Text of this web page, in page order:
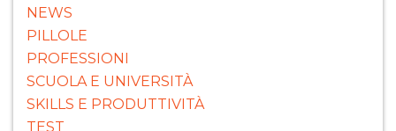
NEWS
PILLOLE
PROFESSIONI
SCUOLA E UNIVERSITÀ
SKILLS E PRODUTTIVITÀ
TEST